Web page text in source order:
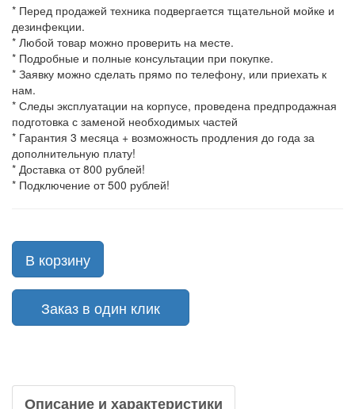
* Перед продажей техника подвергается тщательной мойке и
дезинфекции.
* Любой товар можно проверить на месте.
* Подробные и полные консультации при покупке.
* Заявку можно сделать прямо по телефону, или приехать к
нам.
* Следы эксплуатации на корпусе, проведена предпродажная
подготовка с заменой необходимых частей
* Гарантия 3 месяца + возможность продления до года за
дополнительную плату!
* Доставка от 800 рублей!
* Подключение от 500 рублей!
В корзину
Заказ в один клик
Описание и характеристики